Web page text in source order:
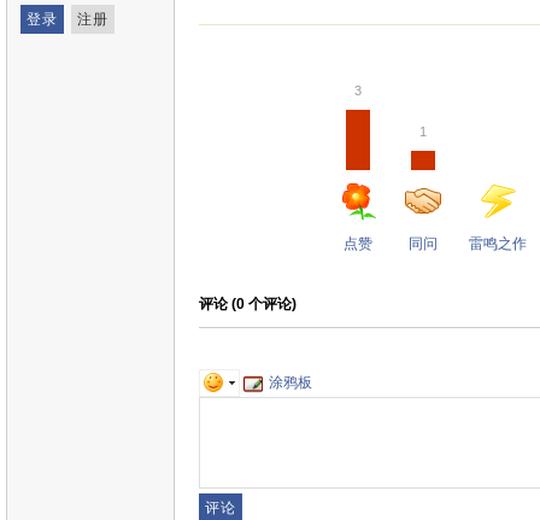
3
点赞
1
同问 雷鸣之作
评论 (0 个评论)
涂鸦板